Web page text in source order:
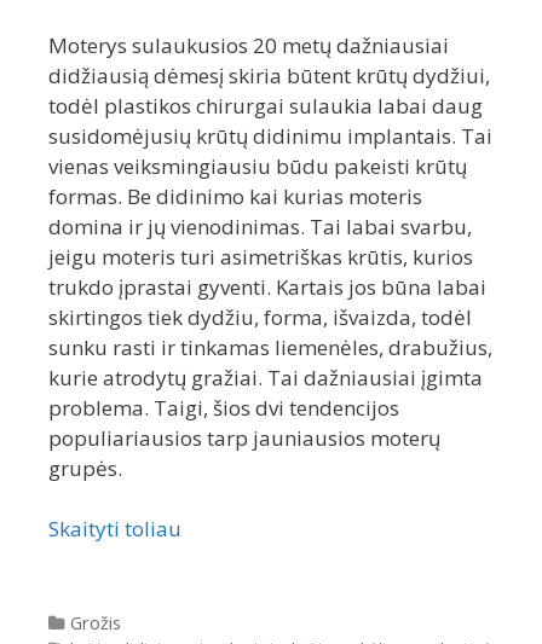
Moterys sulaukusios 20 metų dažniausiai
didžiausią dėmesį skiria būtent krūtų dydžiui,
todėl plastikos chirurgai sulaukia labai daug
susidomėjusių krūtų didinimu implantais. Tai
vienas veiksmingiausiu būdu pakeisti krūtų
formas. Be didinimo kai kurias moteris
domina ir jų vienodinimas. Tai labai svarbu,
jeigu moteris turi asimetriškas krūtis, kurios
trukdo įprastai gyventi. Kartais jos būna labai
skirtingos tiek dydžiu, forma, išvaizda, todėl
sunku rasti ir tinkamas liemenėles, drabužius,
kurie atrodytų gražiai. Tai dažniausiai įgimta
problema. Taigi, šios dvi tendencijos
populiariausios tarp jauniausios moterų
grupės.
Skaityti toliau
Kategorijos
Grožis